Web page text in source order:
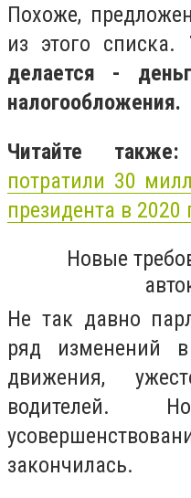
Похоже,
из этого списка.
делается -
налогообложения.
Читайте
потратили 30
президента в 2020
Новые
Не так давно
ряд изменений
движения,
водителей.
закончилась.